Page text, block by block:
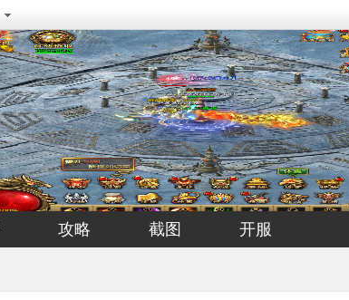
攻略 截图 开服